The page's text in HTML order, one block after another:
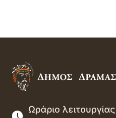
Ωράριο